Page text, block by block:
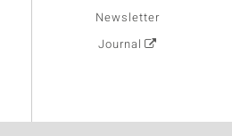
Newsletter
Journal